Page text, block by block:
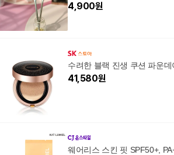
4,900원
수려한 블랙 진생 쿠션 파운데
41,580원
웨어리스 스킨 핏 SPF50+,